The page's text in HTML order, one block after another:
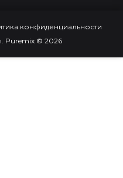
конфиденциальности
Puremix © 2026